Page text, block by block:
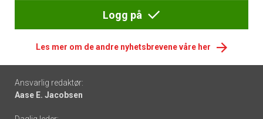
Logg på
Les mer om de andre nyhetsbrevene våre her
Footer
-
Ansvarlig redaktør:
Aase E. Jacobsen